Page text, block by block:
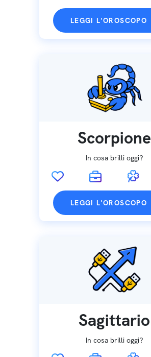
LEGGI L'OROSCOPO
Scorpione
In cosa brilli oggi?
LEGGI L'OROSCOPO
Sagittario
In cosa brilli oggi?